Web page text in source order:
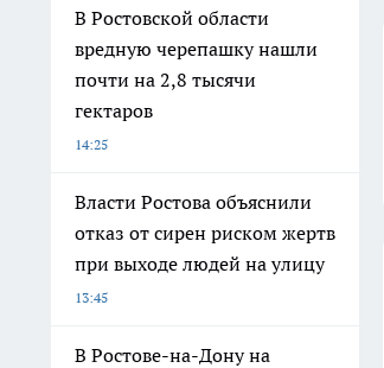
В Ростовской области
вредную черепашку нашли
почти на 2,8 тысячи
гектаров
14:25
Власти Ростова объяснили
отказ от сирен риском жертв
при выходе людей на улицу
13:45
В Ростове-на-Дону на